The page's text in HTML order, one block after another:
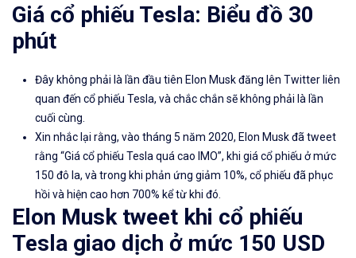
Giá cổ phiếu Tesla: Biểu đồ 30
phút
Đây không phải là lần đầu tiên Elon Musk đăng lên Twitter liên
quan đến cổ phiếu Tesla, và chắc chắn sẽ không phải là lần
cuối cùng.
Xin nhắc lại rằng, vào tháng 5 năm 2020, Elon Musk đã tweet
rằng “Giá cổ phiếu Tesla quá cao IMO”, khi giá cổ phiếu ở mức
150 đô la, và trong khi phản ứng giảm 10%, cổ phiếu đã phục
hồi và hiện cao hơn 700% kể từ khi đó.
Elon Musk tweet khi cổ phiếu
Tesla giao dịch ở mức 150 USD